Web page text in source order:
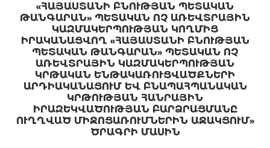
«ՀԱՅԱՍՏԱՆԻ ԲՆՈՒԹՅԱՆ ՊԵՏԱԿԱՆ
ԹԱՆԳԱՐԱՆ» ՊԵՏԱԿԱՆ ՈՉ ԱՌԵՎՏՐԱՅԻՆ
ԿԱԶՄԱԿԵՐՊՈՒԹՅԱՆ ԿՈՂՄԻՑ
ԻՐԱԿԱՆԱՑՎՈՂ «ՀԱՅԱՍՏԱՆԻ ԲՆՈՒԹՅԱՆ
ՊԵՏԱԿԱՆ ԹԱՆԳԱՐԱՆ» ՊԵՏԱԿԱՆ ՈՉ
ԱՌԵՎՏՐԱՅԻՆ ԿԱԶՄԱԿԵՐՊՈՒԹՅԱՆ
ԿՐԹԱԿԱՆ ԵՆԹԱԿԱՌՈՒՑՎԱԾՔՆԵՐԻ
ԱՐԴԻԱԿԱՆԱՑՈՒՄ ԵՎ ԲՆԱՊԱՀՊԱՆԱԿԱՆ
ԿՐԹՈՒԹՅԱՆ ՀԱՆՐԱՅԻՆ
ԻՐԱԶԵԿՎԱԾՈՒԹՅԱՆ ԲԱՐՁՐԱՑՄԱՆԸ
ՈՒՂՂՎԱԾ ՄԻՋՈՑԱՌՈՒՄՆԵՐԻՆ ԱՋԱԿՑՈՒՄ»
ԾՐԱԳՐԻ ՄԱՍԻՆ